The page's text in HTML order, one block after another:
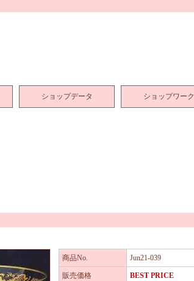
ショップデータ ショップワーク
商品No. Jun21-039
販売価格 BEST PRICE